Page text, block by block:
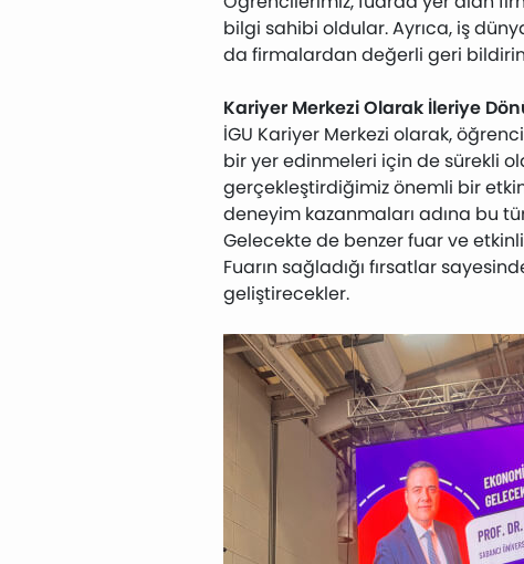
bilgi sahibi oldular. Ayrıca, iş
da firmalardan değerli geri
Kariyer Merkezi Olarak İleriye
İGU Kariyer Merkezi olarak,
bir yer edinmeleri için de sürekli
gerçekleştirdiğimiz önemli bir
deneyim kazanmaları adına bu
Gelecekte de benzer fuar ve
Fuarın sağladığı fırsatlar
geliştirecekler.